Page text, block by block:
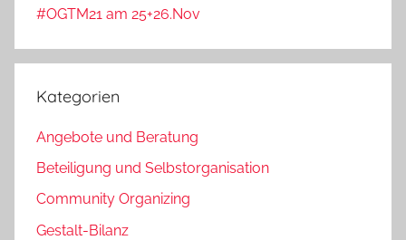
#OGTM21 am 25+26.Nov
Kategorien
Angebote und Beratung
Beteiligung und Selbstorganisation
Community Organizing
Gestalt-Bilanz